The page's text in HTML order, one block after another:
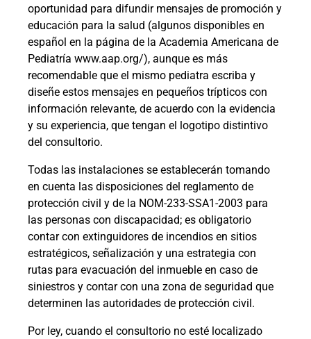
oportunidad para difundir mensajes de promoción y
educación para la salud (algunos disponibles en
español en la página de la Academia Americana de
Pediatría www.aap.org/), aunque es más
recomendable que el mismo pediatra escriba y
diseñe estos mensajes en pequeños trípticos con
información relevante, de acuerdo con la evidencia
y su experiencia, que tengan el logotipo distintivo
del consultorio.
Todas las instalaciones se establecerán tomando
en cuenta las disposiciones del reglamento de
protección civil y de la NOM-233-SSA1-2003 para
las personas con discapacidad; es obligatorio
contar con extinguidores de incendios en sitios
estratégicos, señalización y una estrategia con
rutas para evacuación del inmueble en caso de
siniestros y contar con una zona de seguridad que
determinen las autoridades de protección civil.
Por ley, cuando el consultorio no esté localizado